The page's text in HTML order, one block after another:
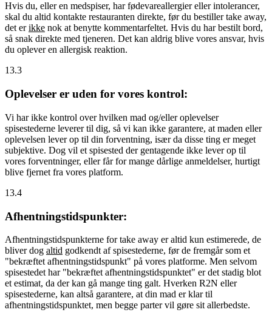
Hvis du, eller en medspiser, har fødevareallergier eller intolerancer,
skal du altid kontakte restauranten direkte, før du bestiller take away,
det erikke nok at benytte kommentarfeltet. Hvis du har bestilt bord,
så snak direkte med tjeneren. Det kan aldrig blive vores ansvar, hvis
du oplever en allergisk reaktion.
13.3
Oplevelser er uden for vores kontrol:
Vi har ikke kontrol over hvilken mad og/eller oplevelser
spisestederne leverer til dig, så vi kan ikke garantere, at maden eller
oplevelsen lever op til din forventning, især da disse ting er meget
subjektive. Dog vil et spisested der gentagende ikke lever op til
vores forventninger, eller får for mange dårlige anmeldelser, hurtigt
blive fjernet fra vores platform.
13.4
Afhentningstidspunkter:
Afhentningstidspunkterne for take away er altid kun estimerede, de
bliver dog altid godkendt af spisestederne, før de fremgår som et
"bekræftet afhentningstidspunkt" på vores platforme. Men selvom
spisestedet har "bekræftet afhentningstidspunktet" er det stadig blot
et estimat, da der kan gå mange ting galt. Hverken R2N eller
spisestederne, kan altså garantere, at din mad er klar til
afhentningstidspunktet, men begge parter vil gøre sit allerbedste.